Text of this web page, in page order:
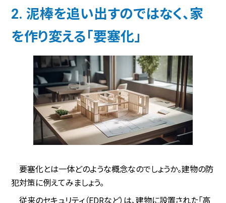
2. 泥棒を追い出すのではなく、家
を作り変える「要塞化」
要塞化とは一体どのような概念なのでしょうか。建物の防
犯対策に例えてみましょう。
従来のセキュリティ（EDRなど）は、建物に設置された「高